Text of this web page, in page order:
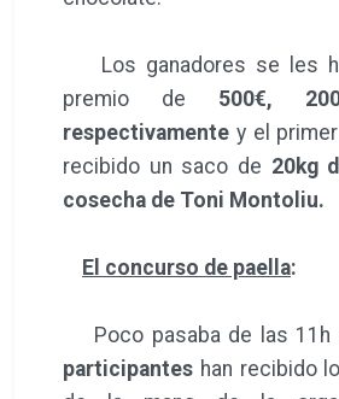
Los ganadores se les
premio de 500€,
respectivamente y el
recibido un saco de 20kg
cosecha de Toni Montoliu.
El concurso de paella:
Poco pasaba de las 11h
participantes han recibido